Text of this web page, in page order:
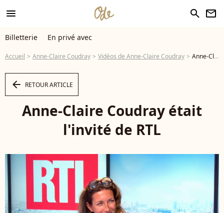
menu search newsletter
Billetterie En privé avec
Accueil Anne-Claire Coudray Vidéos de Anne-Claire Coudray Anne-Claire Coudray était l'invité de RTL - Vidéo
arrow_left RETOUR ARTICLE
Anne-Claire Coudray était
l'invité de RTL